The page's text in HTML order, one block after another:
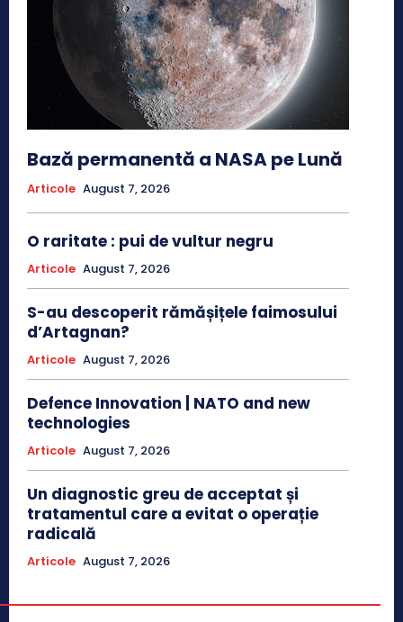
Bază permanentă a NASA pe Lună
Articole August 7, 2026
O raritate : pui de vultur negru
Articole August 7, 2026
S-au descoperit rămășițele faimosului
d’Artagnan?
Articole August 7, 2026
Defence Innovation | NATO and new
technologies
Articole August 7, 2026
Un diagnostic greu de acceptat și
tratamentul care a evitat o operație
radicală
Articole August 7, 2026